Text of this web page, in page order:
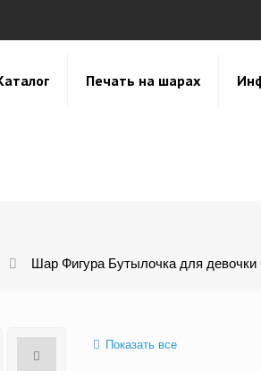
Печать на шарах
Шар Фигура Бутылочка для девочки
Показать все